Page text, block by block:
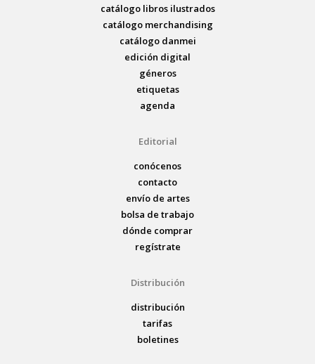
catálogo libros ilustrados
catálogo merchandising
catálogo danmei
edición digital
géneros
etiquetas
agenda
Editorial
conócenos
contacto
envío de artes
bolsa de trabajo
dónde comprar
regístrate
Distribución
distribución
tarifas
boletines